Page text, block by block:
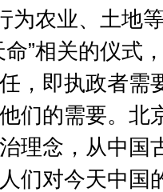
为农业、土地
”相关的仪式
，即执政者需
们的需要。北
理念，从中国
们对今天中国